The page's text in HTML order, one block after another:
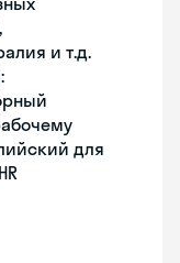
и т.д.
для